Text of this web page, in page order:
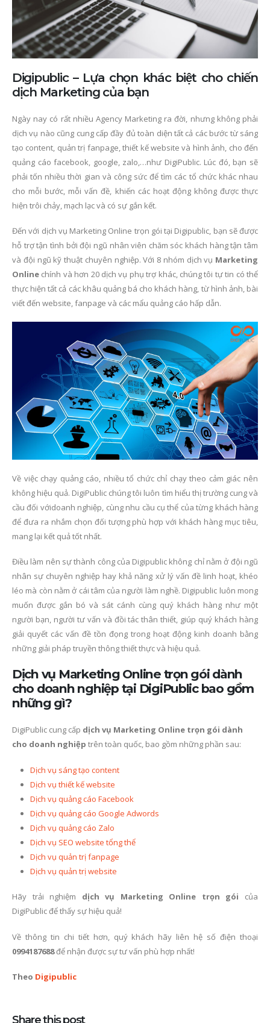
Digipublic – Lựa chọn khác biệt cho chiến
dịch Marketing của bạn
Ngày nay có rất nhiều Agency Marketing ra đời, nhưng không phải
dịch vụ nào cũng cung cấp đầy đủ toàn diện tất cả các bước từ sáng
tạo content, quản trị fanpage, thiết kế website và hình ảnh, cho đến
quảng cáo facebook, google, zalo,…như DigiPublic. Lúc đó, bạn sẽ
phải tốn nhiều thời gian và công sức để tìm các tổ chức khác nhau
cho mỗi bước, mỗi vấn đề, khiến các hoạt động không được thực
hiện trôi chảy, mạch lạc và có sự gắn kết.
Đến với dịch vụ Marketing Online trọn gói tại Digipublic, bạn sẽ được
hỗ trợ tận tình bởi đội ngũ nhân viên chăm sóc khách hàng tận tâm
và đội ngũ kỹ thuật chuyên nghiệp. Với 8 nhóm dịch vụ Marketing
Online chính và hơn 20 dịch vụ phụ trợ khác, chúng tôi tự tin có thể
thực hiện tất cả các khâu quảng bá cho khách hàng, từ hình ảnh, bài
viết đến website, fanpage và các mẩu quảng cáo hấp dẫn.
Về việc chạy quảng cáo, nhiều tổ chức chỉ chạy theo cảm giác nên
không hiệu quả. DigiPublic chúng tôi luôn tìm hiểu thị trường cung và
cầu đối vớidoanh nghiệp, cùng nhu cầu cụ thể của từng khách hàng
để đưa ra nhắm chọn đối tượng phù hợp với khách hàng mục tiêu,
mang lại kết quả tốt nhất.
Điều làm nên sự thành công của Digipublic không chỉ nằm ở đội ngũ
nhân sự chuyên nghiệp hay khả năng xử lý vấn đề linh hoạt, khéo
léo mà còn nằm ở cái tâm của người làm nghề. Digipublic luôn mong
muốn được gắn bó và sát cánh cùng quý khách hàng như một
người bạn, người tư vấn và đồi tác thân thiết, giúp quý khách hàng
giải quyết các vấn đề tồn đọng trong hoạt động kinh doanh bằng
những giải pháp truyền thông thiết thực và hiệu quả.
Dịch vụ Marketing Online trọn gói dành
cho doanh nghiệp tại DigiPublic bao gồm
những gì?
DigiPublic cung cấp dịch vụ Marketing Online trọn gói dành
cho doanh nghiệp trên toàn quốc, bao gồm những phần sau:
Dịch vụ sáng tạo content
Dịch vụ thiết kế website
Dịch vụ quảng cáo Facebook
Dịch vụ quảng cáo Google Adwords
Dịch vụ quảng cáo Zalo
Dịch vụ SEO website tổng thể
Dịch vụ quản trị fanpage
Dịch vụ quản trị website
Hãy trải nghiệm dịch vụ Marketing Online trọn gói của
DigiPublic để thấy sự hiệu quả!
Về thông tin chi tiết hơn, quý khách hãy liên hệ số điện thoại
0994187688để nhận được sự tư vấn phù hợp nhất!
Theo Digipublic
Share this post